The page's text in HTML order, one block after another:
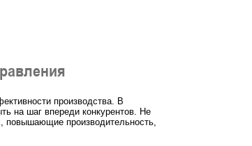
производства. В
на шаг впереди конкурентов. Не
повышающие производительность,